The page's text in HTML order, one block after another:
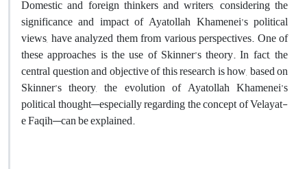
Domestic and foreign thinkers and writers, considering the
significance and impact of Ayatollah Khamenei’s political
views, have analyzed them from various perspectives. One of
these approaches is the use of Skinner’s theory. In fact, the
central question and objective of this research is how, based on
Skinner’s theory, the evolution of Ayatollah Khamenei’s
political thought—especially regarding the concept of Velayat-
e Faqih—can be explained.